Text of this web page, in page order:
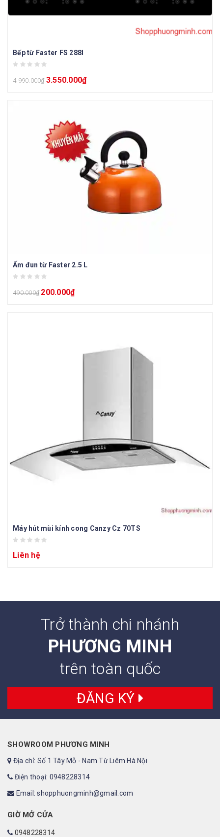
Bếp từ Faster FS 288I
4.990.000₫ 3.550.000₫
Ấm đun từ Faster 2.5 L
490.000₫ 200.000₫
Máy hút mùi kính cong Canzy Cz 70TS
Liên hệ
Trở thành chi nhánh
PHƯƠNG MINH
trên toàn quốc
ĐĂNG KÝ
SHOWROOM PHƯƠNG MINH
Địa chỉ: Số 1 Tây Mỗ - Nam Từ Liêm Hà Nội
Điện thoại: 0948228314
Email: shopphuongminh@gmail.com
GIỜ MỞ CỬA
0948228314